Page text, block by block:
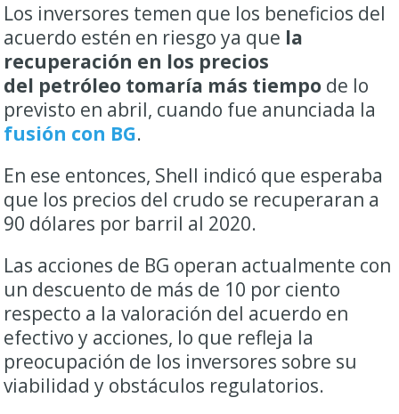
Los inversores temen que los beneficios del
acuerdo estén en riesgo ya que la
recuperación en los precios
del petróleo tomaría más tiempo de lo
previsto en abril, cuando fue anunciada la
fusión con BG.
En ese entonces, Shell indicó que esperaba
que los precios del crudo se recuperaran a
90 dólares por barril al 2020.
Las acciones de BG operan actualmente con
un descuento de más de 10 por ciento
respecto a la valoración del acuerdo en
efectivo y acciones, lo que refleja la
preocupación de los inversores sobre su
viabilidad y obstáculos regulatorios.